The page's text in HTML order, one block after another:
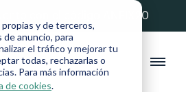
y de terceros,
anuncio, para
el tráfico y mejorar tu
todas, rechazarlas o
Para más información
de cookies.
con el código ANFIX20